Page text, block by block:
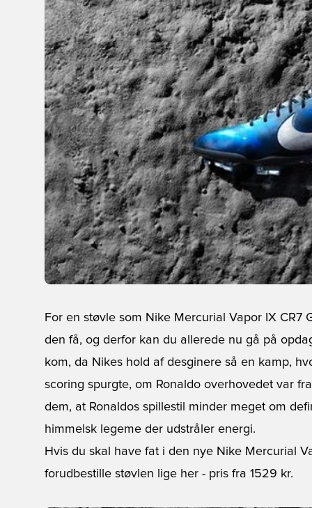
For en støvle som Nike Mercurial Vapor IX CR7
den få, og derfor kan du allerede nu gå på
kom, da Nikes hold af desginere så en kamp,
scoring spurgte, om Ronaldo overhovedet var
dem, at Ronaldos spillestil minder meget om
himmelsk legeme der udstråler energi.
Hvis du skal have fat i den nye Nike Mercurial
forudbestille støvlen lige her - pris fra 1529 kr.